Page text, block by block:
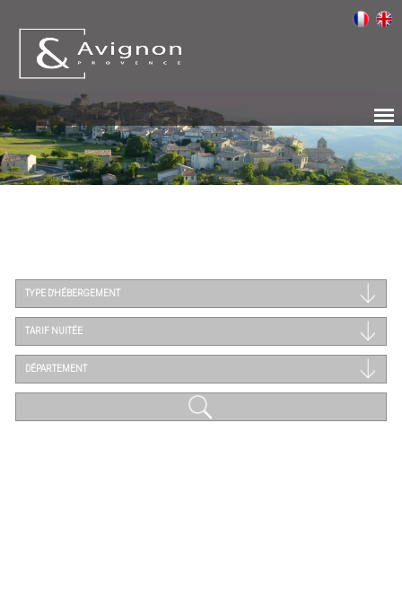
TYPE D'HÉBERGEMENT
TARIF NUITÉE
DÉPARTEMENT